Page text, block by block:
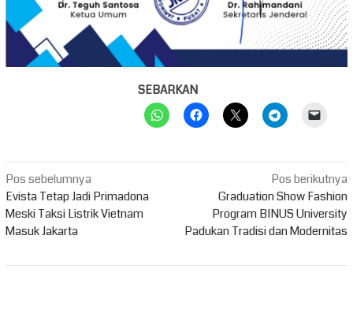
SEBARKAN
Navigasi
pos
Pos sebelumnya
Evista Tetap Jadi Primadona
Meski Taksi Listrik Vietnam
Masuk Jakarta
Pos berikutnya
Graduation Show Fashion
Program BINUS University
Padukan Tradisi dan Modernitas